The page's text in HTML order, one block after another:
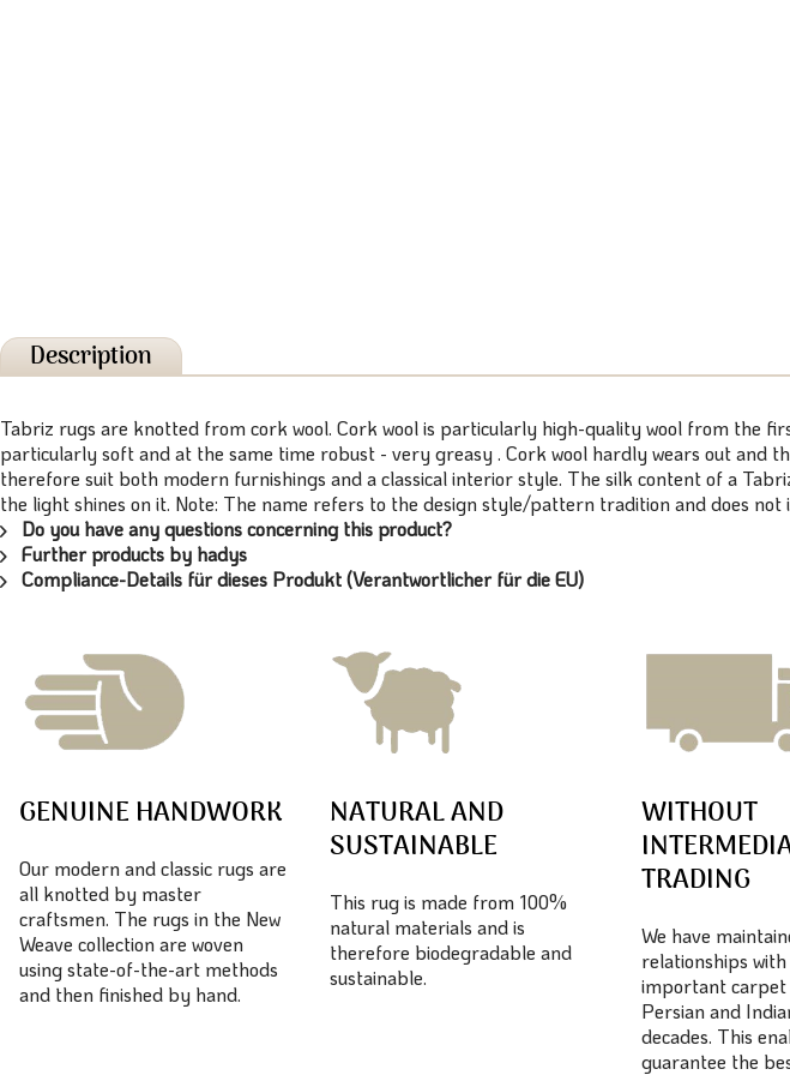
Description
Tabriz rugs are knotted from cork wool. Cork wool is particularly high-quality wool from the
particularly soft and at the same time robust - very greasy . Cork wool hardly wears out
therefore suit both modern furnishings and a classical interior style. The silk content of a
the light shines on it. Note: The name refers to the design style/pattern tradition and does
Do you have any questions concerning this product?
Further products by hadys
Compliance-Details für dieses Produkt (Verantwortlicher für die EU)
GENUINE HANDWORK
Our modern and classic rugs are
all knotted by master
craftsmen. The rugs in the New
Weave collection are woven
using state-of-the-art methods
and then finished by hand.
NATURAL AND
SUSTAINABLE
This rug is made from 100%
natural materials and is
therefore biodegradable and
sustainable.
WITHOUT
TRADING
We have
relationships
important carpet
Persian and
decades. This
guarantee the